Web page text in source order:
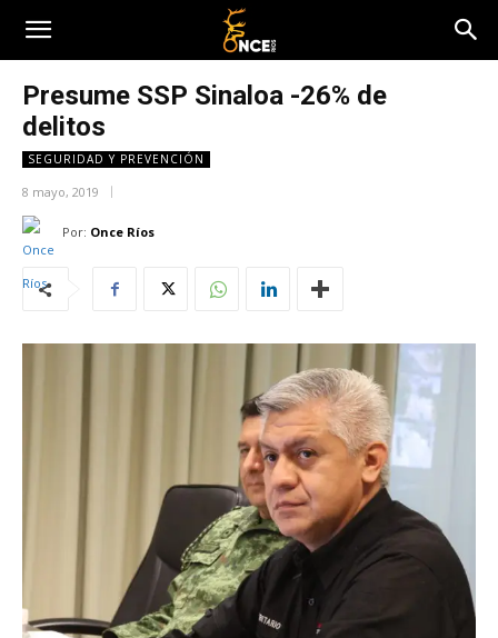
Presume SSP Sinaloa -26% de
delitos
SEGURIDAD Y PREVENCIÓN
8 mayo, 2019
Por: Once Ríos